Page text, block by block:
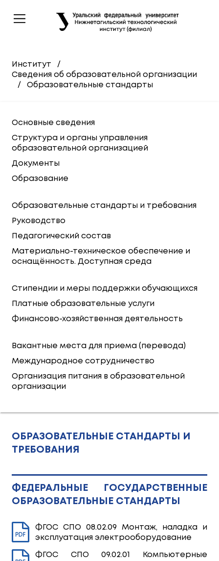
Институт
/
Сведения об образовательной организации
/
Образовательные стандарты
Основные сведения
Структура и органы управления
образовательной организацией
Документы
Образование
Образовательные стандарты и требования
Руководство
Педагогический состав
Материально-техническое обеспечение и
оснащённость. Доступная среда
Стипендии и меры поддержки обучающихся
Платные образовательные услуги
Финансово-хозяйственная деятельность
Вакантные места для приема (перевода)
Международное сотрудничество
Организация питания в образовательной
организации
ОБРАЗОВАТЕЛЬНЫЕ СТАНДАРТЫ И
ТРЕБОВАНИЯ
ФЕДЕРАЛЬНЫЕ ГОСУДАРСТВЕННЫЕ
ОБРАЗОВАТЕЛЬНЫЕ СТАНДАРТЫ
ФГОС СПО 08.02.09 Монтаж, наладка и
эксплуатация электрооборудование
ФГОС СПО 09.02.01 Компьютерные